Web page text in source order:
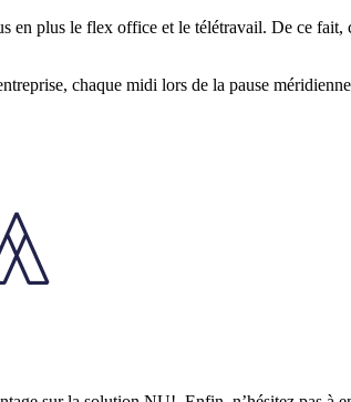
plus le flex office et le télétravail. De ce
chaque midi lors de la pause